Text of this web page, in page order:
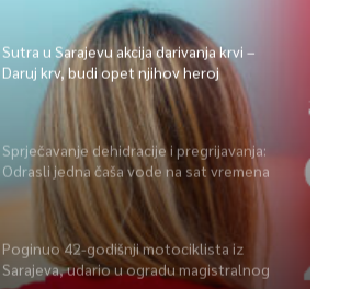
Sutra u Sarajevu akcija darivanja krvi –
Daruj krv, budi opet njihov heroj
Sprječavanje dehidracije i pregrijavanja:
Odrasli jedna čaša vode na sat vremena
Poginuo 42-godišnji motociklista iz
Sarajeva, udario u ogradu magistralnog